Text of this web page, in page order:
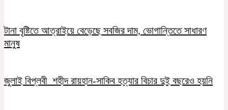
টানা বৃষ্টিতে আত্রাইয়ে বেড়েছে সবজির দাম, ভোগান্তিতে সাধারণ
মানুষ
জুলাই বিপ্লবী শহীদ রায়হান-সাকিব হত্যার বিচার দুই বছরেও হয়নি